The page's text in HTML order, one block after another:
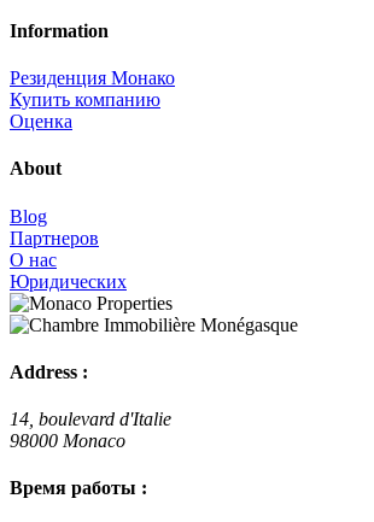
Information
Резиденция Монако
Купить компанию
Оценка
About
Blog
Партнеров
О нас
Юридических
Address :
14, boulevard d'Italie
98000 Monaco
Время работы :